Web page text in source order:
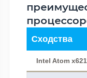
Сходства
Intel Atom